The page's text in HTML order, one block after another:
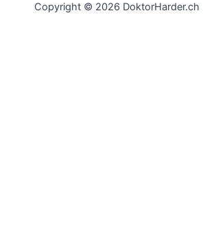
Copyright © 2026 DoktorHarder.ch |